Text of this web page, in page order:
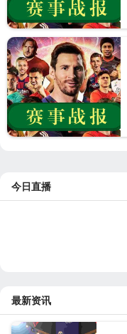
今日直播
最新资讯